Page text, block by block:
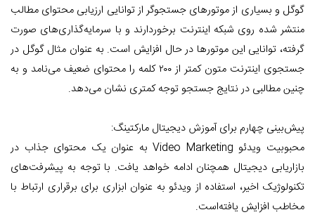
گوگل و بسیاری از موتورهای جستجوگر از توانایی ارزیابی محتوای مطالب
منتشر شده روی شبکه اینترنت برخوردارند و با سرمایه‌گذاری‌های صورت
گرفته، توانایی این موتور‌ها در حال افزایش است. به عنوان مثال گوگل در
جستجوی اینترنت متون کمتر از ۲۰۰ کلمه را محتوای ضعیف می‌نامد و به
چنین مطالبی در نتایج جستجو توجه کمتری نشان می‌دهد.
پیش‌بینی چهارم برای آموزش دیجیتال مارکتینگ:
محبوبیت ویدئو Video Marketing به عنوان یک محتوای جذاب در
بازاریابی دیجیتال همچنان ادامه خواهد یافت. با توجه به پیشرفت‌های
تکنولوژیک اخیر، استفاده از ویدئو به عنوان ابزاری برای برقراری ارتباط با
مخاطب افزایش یافته‌است.